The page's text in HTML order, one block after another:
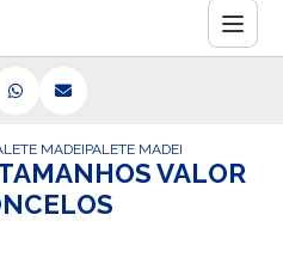
MADEIRA FECHADO
PALETE MADEIRA
VALOR